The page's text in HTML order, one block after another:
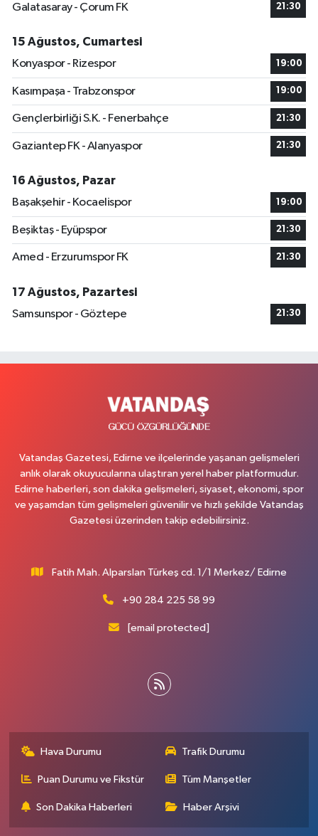
Galatasaray - Çorum FK
21:30
15 Ağustos, Cumartesi
Konyaspor - Rizespor
19:00
Kasımpaşa - Trabzonspor 19:00
Gençlerbirliği S.K. - Fenerbahçe 21:30
Gaziantep FK - Alanyaspor 21:30
16 Ağustos, Pazar
Başakşehir - Kocaelispor
19:00
Beşiktaş - Eyüpspor 21:30
Amed - Erzurumspor FK 21:30
17 Ağustos, Pazartesi
Samsunspor - Göztepe
21:30
Vatandaş Gazetesi, Edirne ve ilçelerinde yaşanan gelişmeleri
anlık olarak okuyucularına ulaştıran yerel haber platformudur.
Edirne haberleri, son dakika gelişmeleri, siyaset, ekonomi, spor
ve yaşamdan tüm gelişmeleri güvenilir ve hızlı şekilde Vatandaş
Gazetesi üzerinden takip edebilirsiniz.
Fatih Mah. Alparslan Türkeş cd. 1/1 Merkez/ Edirne
+90 284 225 58 99
[email protected]
Hava Durumu Trafik Durumu
Puan Durumu ve Fikstür Tüm Manşetler
Son Dakika Haberleri Haber Arşivi